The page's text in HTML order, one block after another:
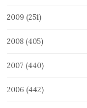
2009 (251)
2008 (405)
2007 (440)
2006 (442)